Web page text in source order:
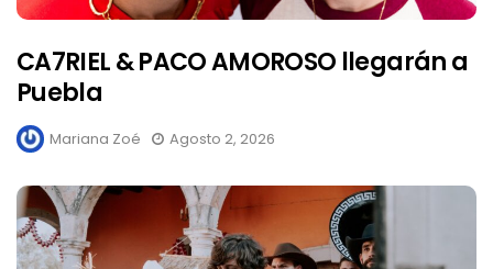
CA7RIEL & PACO AMOROSO llegarán a
Puebla
Mariana Zoé Agosto 2, 2026